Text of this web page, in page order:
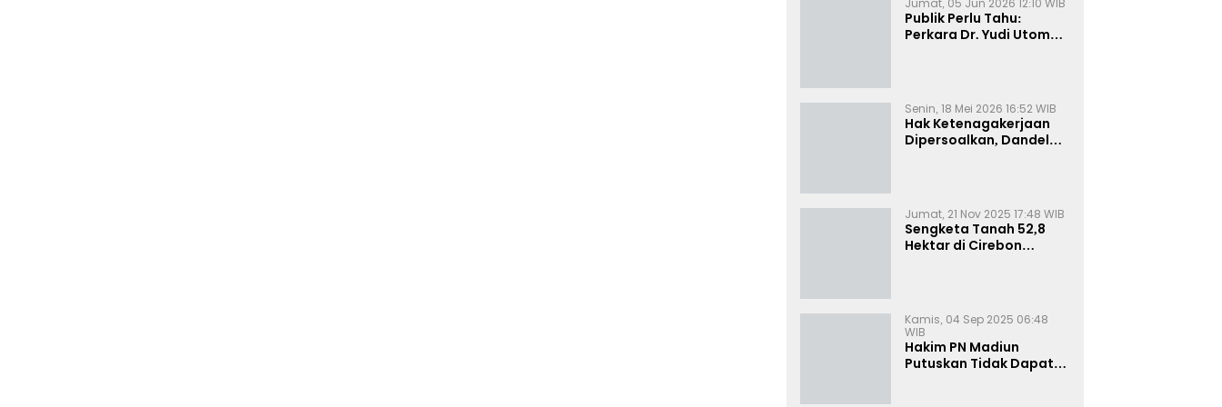
Jumat, 05 Jun 2026 12:10 WIB
Publik Perlu Tahu:
Perkara Dr. Yudi Utomo
Resmi
Senin, 18 Mei 2026 16:52 WIB
Hak Ketenagakerjaan
Dipersoalkan, Dandel
Jumat, 21 Nov 2025 17:48 WIB
Sengketa Tanah 52,8
Hektar di Cirebon
Kamis, 04 Sep 2025 06:48
WIB
Hakim PN Madiun
Putuskan Tidak Dapat